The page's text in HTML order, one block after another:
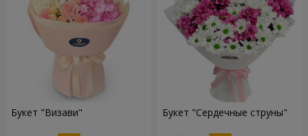
Букет "Визави" Букет "Сердечные струны"